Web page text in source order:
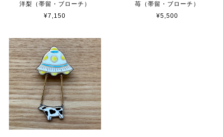
洋梨（帯留・ブローチ）
¥7,150
苺（帯留・ブローチ）
¥5,500